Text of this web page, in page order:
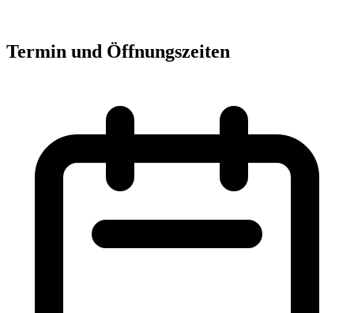
Termin und Öffnungszeiten